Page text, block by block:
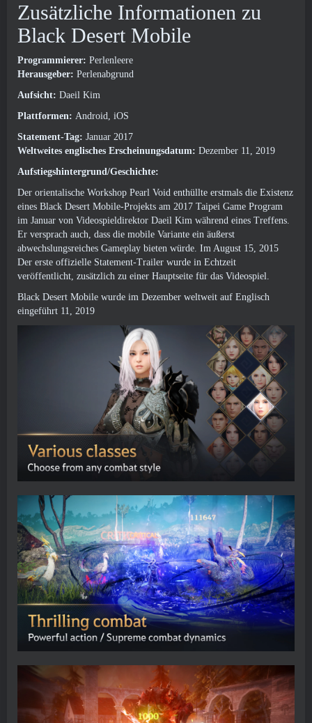
Zusätzliche Informationen zu
Black Desert Mobile
Programmierer: Perlenleere
Herausgeber: Perlenabgrund
Aufsicht: Daeil Kim
Plattformen: Android, iOS
Statement-Tag: Januar 2017
Weltweites englisches Erscheinungsdatum: Dezember 11, 2019
Aufstiegshintergrund/Geschichte:
Der orientalische Workshop Pearl Void enthüllte erstmals die Existenz
eines Black Desert Mobile-Projekts am 2017 Taipei Game Program
im Januar von Videospieldirektor Daeil Kim während eines Treffens.
Er versprach auch, dass die mobile Variante ein äußerst
abwechslungsreiches Gameplay bieten würde. Im August 15, 2015
Der erste offizielle Statement-Trailer wurde in Echtzeit
veröffentlicht, zusätzlich zu einer Hauptseite für das Videospiel.
Black Desert Mobile wurde im Dezember weltweit auf Englisch
eingeführt 11, 2019